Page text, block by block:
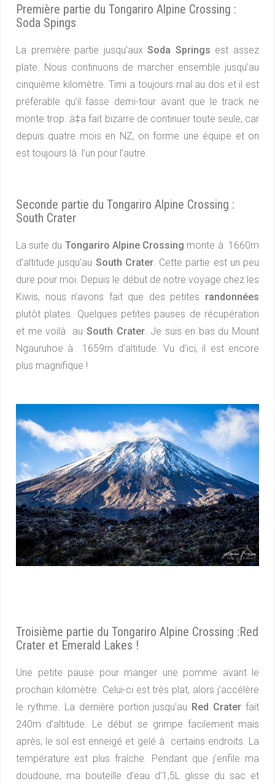
Première partie du Tongariro Alpine Crossing :
Soda Spings
La première partie jusqu’auxSoda Springs est assez
plate. Nous continuons de marcher ensemble jusqu’au
cinquième kilomètre. Timi a toujours mal au dos et il est
préférable qu’il fasse demi-tour avant que le track ne
monte trop. à‡a fait bizarre de continuer toute seule, car
depuis quatre mois en NZ, on forme une équipe et on
est toujours là l’un pour l’autre.
Seconde partie du Tongariro Alpine Crossing :
South Crater
La suite du Tongariro Alpine Crossing monte à 1660m
d’altitude jusqu’au South Crater. Cette partie est un peu
dure pour moi. Depuis le début de notre voyage chez les
Kiwis, nous n’avons fait que des petites randonnées
plutôt plates. Quelques petites pauses de récupération
et me voilà au South Crater. Je suis en bas du Mount
Ngauruhoe à 1659m d’altitude. Vu d’ici, il est encore
plus magnifique !
Troisième partie du Tongariro Alpine Crossing :Red
Crater et Emerald Lakes !
Une petite pause pour manger une pomme avant le
prochain kilomètre. Celui-ci est très plat, alors j’accélère
le rythme. La dernière portion jusqu’au Red Crater fait
240m d’altitude. Le début se grimpe facilement mais
après, le sol est enneigé et gelé à certains endroits. La
température est plus fraîche. Pendant que j’enfile ma
doudoune, ma bouteille d’eau d’1,5L glisse du sac et